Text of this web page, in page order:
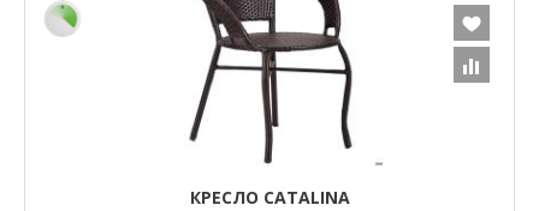
КРЕСЛО CATALINA